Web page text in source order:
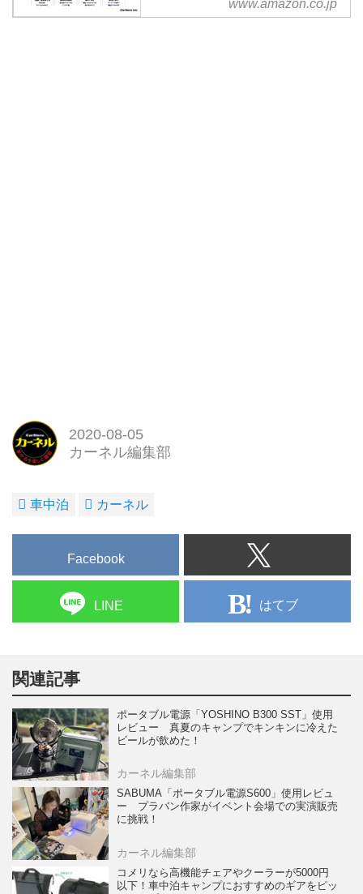
www.amazon.co.jp
2020-08-05
カーネル編集部
車中泊 カーネル
Facebook
LINE はてブ
関連記事
ポータブル電源「YOSHINO B300 SST」使用
レビュー 真夏のキャンプでキンキンに冷えた
ビールが飲めた！
カーネル編集部
SABUMA「ポータブル電源S600」使用レビュ
ー プラバン作家がイベント会場での実演販売
に挑戦！
カーネル編集部
コメリなら高機能チェアやクーラーが5000円
以下！車中泊キャンプにおすすめのギアをピッ